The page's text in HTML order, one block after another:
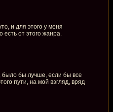
и для этого у меня
есть от этого жанра.
было бы лучше, если бы все
пути, на мой взгляд, вряд